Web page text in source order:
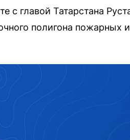
с главой Татарстана
полигона пожарных